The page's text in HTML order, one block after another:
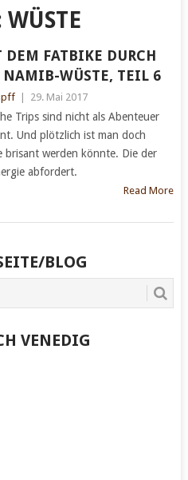
WÜSTE
DEM FATBIKE DURCH
NAMIB-WÜSTE, TEIL 6
29. Mai 2017
Trips sind nicht als Abenteuer
Und plötzlich ist man doch
werden könnte. Die der
abfordert.
Read More
BLOG
VENEDIG